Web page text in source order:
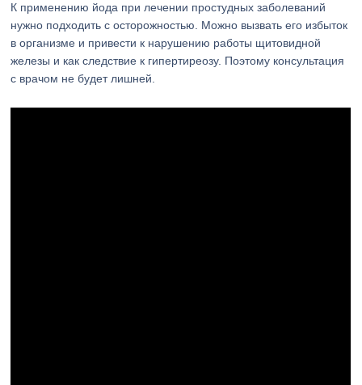
К применению йода при лечении простудных заболеваний
нужно подходить с осторожностью. Можно вызвать его избыток
в организме и привести к нарушению работы щитовидной
железы и как следствие к гипертиреозу. Поэтому консультация
с врачом не будет лишней.